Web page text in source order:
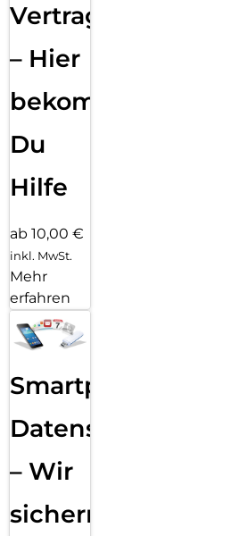
Vertragsabwicklung
– Hier
bekommst
Du
Hilfe
ab 10,00 €
inkl. MwSt.
Mehr
erfahren
Smartphone
Datensicherung
– Wir
sichern